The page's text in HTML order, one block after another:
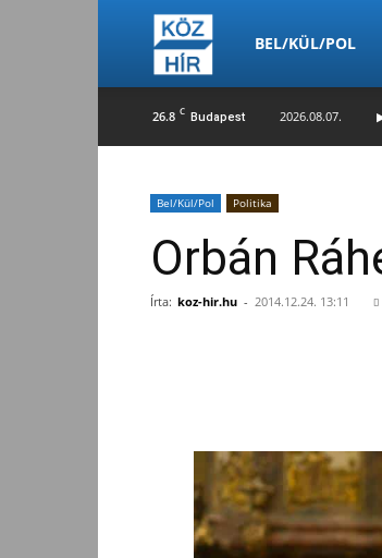
Köz-
BEL/KÜL/POL
26.8 C Budapest 2026.08.07.
Bel/Kül/Pol Politika
Orbán
Írta: koz-hir.hu - 2014.12.24. 13:11